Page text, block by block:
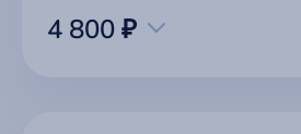
4 800 ₽